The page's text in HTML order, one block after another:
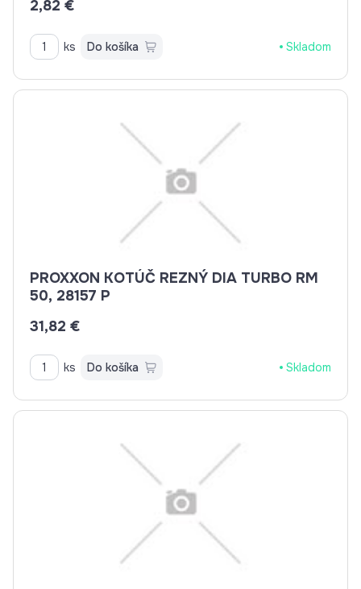
2,82 €
ks Do košíka Skladom
PROXXON KOTÚČ REZNÝ DIA TURBO RM
50, 28157 P
31,82 €
ks Do košíka Skladom